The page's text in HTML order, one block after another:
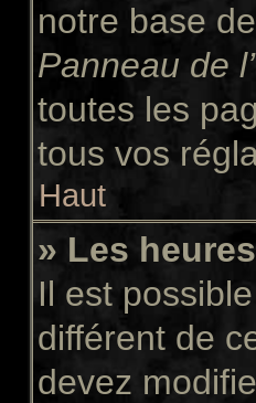
notre base
Panneau de
toutes les
tous vos
Haut
» Les
Il est
différent de
devez